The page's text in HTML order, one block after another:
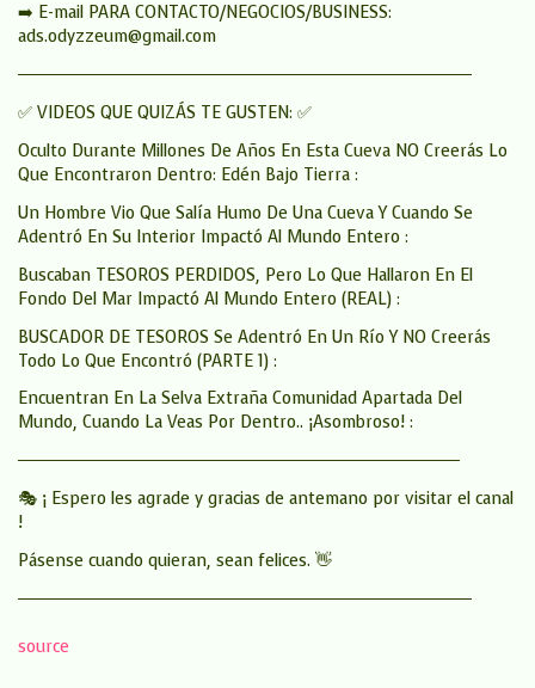
➡️ E-mail PARA CONTACTO/NEGOCIOS/BUSINESS:
ads.odyzzeum@gmail.com
──────────────────────────────────────
✅ VIDEOS QUE QUIZÁS TE GUSTEN: ✅
Oculto Durante Millones De Años En Esta Cueva NO Creerás Lo
Que Encontraron Dentro: Edén Bajo Tierra :
Un Hombre Vio Que Salía Humo De Una Cueva Y Cuando Se
Adentró En Su Interior Impactó Al Mundo Entero :
Buscaban TESOROS PERDIDOS, Pero Lo Que Hallaron En El
Fondo Del Mar Impactó Al Mundo Entero (REAL) :
BUSCADOR DE TESOROS Se Adentró En Un Río Y NO Creerás
Todo Lo Que Encontró (PARTE 1) :
Encuentran En La Selva Extraña Comunidad Apartada Del
Mundo, Cuando La Veas Por Dentro.. ¡Asombroso! :
─────────────────────────────────────
🎭 ¡ Espero les agrade y gracias de antemano por visitar el canal
!
Pásense cuando quieran, sean felices. 👋
──────────────────────────────────────
source